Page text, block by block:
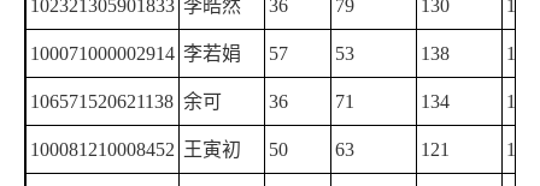
102321305901833 李皓然 36 79 130 148
100071000002914 李若娟 57 53 138 133
106571520621138 余可 36 71 134 136
100081210008452 王寅初 50 63 121 140